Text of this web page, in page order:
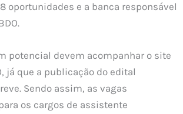
oportunidades e a banca responsável
potencial devem acompanhar o site
já que a publicação do edital
Sendo assim, as vagas
os cargos de assistente